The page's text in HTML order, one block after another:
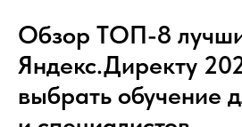
Обзор ТОП-8
Яндекс.Директу
выбрать обучение